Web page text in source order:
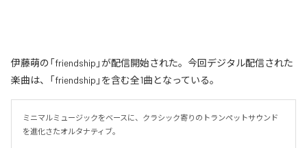
伊藤萌の「friendship」が配信開始された。今回デジタル配信された
楽曲は、「friendship」を含む全1曲となっている。
ミニマルミュージックをベースに、クラシック寄りのトランペットサウンド
を進化さたオルタナティブ。